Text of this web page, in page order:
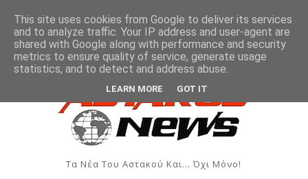
Δημιουργιών του Συλλόγου Γυναικών Αστακού ΠΟΛΙΤΙΣΜΌΣ
Τα Νέα Του Αστακού Και... Όχι Μόνο!
This site uses cookies from Google to deliver its services
and to analyze traffic. Your IP address and user-agent are
shared with Google along with performance and security
metrics to ensure quality of service, generate usage
statistics, and to detect and address abuse.
LEARN MORE GOT IT